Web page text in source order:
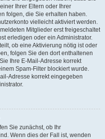
Ihrer Eltern oder Ihrer
folgen, die Sie erhalten haben.
vielleicht aktiviert werden.
Mitglieder erst freigeschaltet
erledigen oder ein Administrator.
ob eine Aktivierung nötig ist oder
folgen Sie den dort enthaltenen
Ihre E-Mail-Adresse korrekt
Spam-Filter blockiert wurde.
Adresse korrekt eingegeben
Sie zunächst, ob Ihr
Wenn dies der Fall ist, wenden